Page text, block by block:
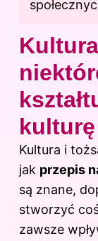
kulturę
Kultura i
jak przepis
są znane,
stworzyć
zawsze